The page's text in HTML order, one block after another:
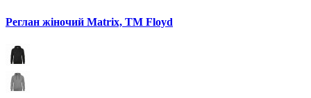
Реглан жіночий Matrix, TM Floyd